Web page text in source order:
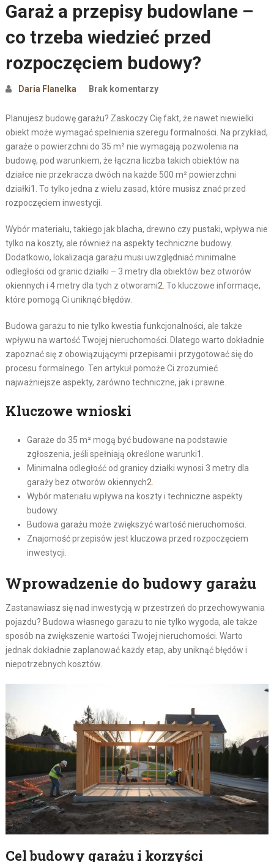
Garaż a przepisy budowlane –
co trzeba wiedzieć przed
rozpoczęciem budowy?
Daria Flanelka Brak komentarzy
Planujesz budowę garażu? Zaskoczy Cię fakt, że nawet niewielki
obiekt może wymagać spełnienia szeregu formalności. Na przykład,
garaże o powierzchni do 35 m² nie wymagają pozwolenia na
budowę, pod warunkiem, że łączna liczba takich obiektów na
działce nie przekracza dwóch na każde 500 m² powierzchni
działki1 . To tylko jedna z wielu zasad, które musisz znać przed
rozpoczęciem inwestycji.
Wybór materiału, takiego jak blacha, drewno czy pustaki, wpływa nie
tylko na koszty, ale również na aspekty techniczne budowy.
Dodatkowo, lokalizacja garażu musi uwzględniać minimalne
odległości od granic działki – 3 metry dla obiektów bez otworów
okiennych i 4 metry dla tych z otworami2 . To kluczowe informacje,
które pomogą Ci uniknąć błędów.
Budowa garażu to nie tylko kwestia funkcjonalności, ale także
wpływu na wartość Twojej nieruchomości. Dlatego warto dokładnie
zapoznać się z obowiązującymi przepisami i przygotować się do
procesu formalnego. Ten artykuł pomoże Ci zrozumieć
najważniejsze aspekty, zarówno techniczne, jak i prawne.
Kluczowe wnioski
Garaże do 35 m² mogą być budowane na podstawie
zgłoszenia, jeśli spełniają określone warunki1
Minimalna odległość od granicy działki wynosi 3 metry dla
garaży bez otworów okiennych2
Wybór materiału wpływa na koszty i techniczne aspekty
budowy.
Budowa garażu może zwiększyć wartość nieruchomości.
Znajomość przepisów jest kluczowa przed rozpoczęciem
inwestycji.
Wprowadzenie do budowy garażu
Zastanawiasz się nad inwestycją w przestrzeń do przechowywania
pojazdu? Budowa własnego garażu to nie tylko wygoda, ale także
sposób na zwiększenie wartości Twojej nieruchomości. Warto
jednak dokładnie zaplanować każdy etap, aby uniknąć błędów i
niepotrzebnych kosztów.
Cel budowy garażu i korzyści